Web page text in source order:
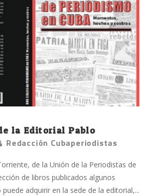
la Editorial Pablo
Redacción Cubaperiodistas
de la Unión de la Periodistas de
de libros publicados algunos
adquirir en la sede de la editorial,...